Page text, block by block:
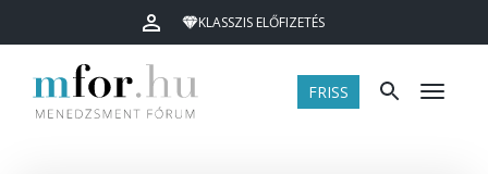
KLASSZIS ELŐFIZETÉS
FRISS Menü